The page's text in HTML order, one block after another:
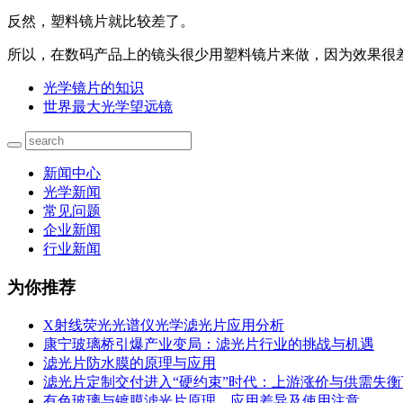
反然，塑料镜片就比较差了。
所以，在数码产品上的镜头很少用塑料镜片来做，因为效果很
光学镜片的知识
世界最大光学望远镜
新闻中心
光学新闻
常见问题
企业新闻
行业新闻
为你推荐
X射线荧光光谱仪光学滤光片应用分析
康宁玻璃桥引爆产业变局：滤光片行业的挑战与机遇
滤光片防水膜的原理与应用
滤光片定制交付进入“硬约束”时代：上游涨价与供需失